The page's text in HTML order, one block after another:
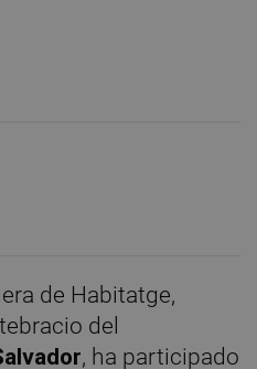
de Habitatge,
del
, ha participado